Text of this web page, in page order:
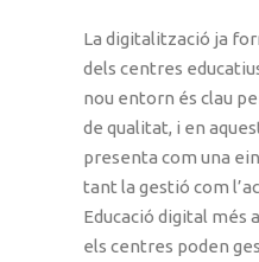
La digitalització ja
dels centres
nou entorn és clau
de qualitat, i en
presenta com una
tant la gestió com
Educació digital més
els centres poden